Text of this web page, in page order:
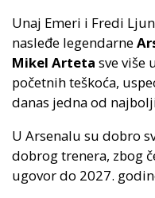
Unaj Emeri i Fredi
nasleđe legendarne
Mikel Arteta sve više
početnih teškoća,
danas jedna od
U Arsenalu su dobro
dobrog trenera, zbog
ugovor do 2027.